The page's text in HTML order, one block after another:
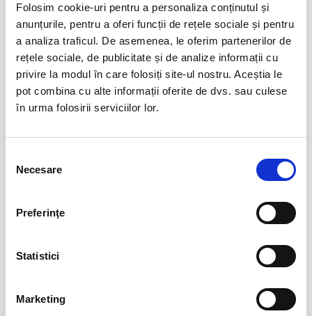
Folosim cookie-uri pentru a personaliza conținutul și
anunțurile, pentru a oferi funcții de rețele sociale și pentru
a analiza traficul. De asemenea, le oferim partenerilor de
rețele sociale, de publicitate și de analize informații cu
privire la modul în care folosiți site-ul nostru. Aceștia le
pot combina cu alte informații oferite de dvs. sau culese
în urma folosirii serviciilor lor.
consimțământului
Necesare
Preferinţe
Statistici
Marketing
Taxe servicii aplicabile per bilet:
Taxa administrare - 2%
Taxa procesare - 2 lei
Un bilet este valabil pentru o singura persoana. Toti participantii la
indiferent de varsta. (Mai putin cazurile unde este specificata gratuitate
aglomerarea pe caile de acces sau deranjarea celorlalti spectatori
Evenimente similare
Cine mai are nevoie de iubire?
Bucuresti
06
08
aug
aug